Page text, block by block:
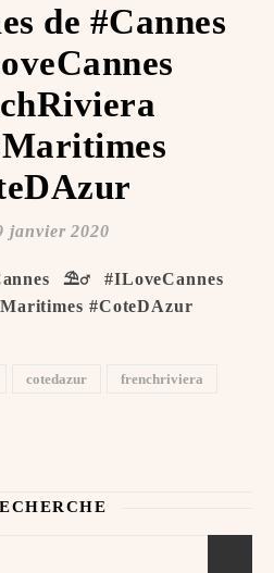
de #Cannes
janvier 2020
#CoteDAzur
cotedazur
frenchriviera